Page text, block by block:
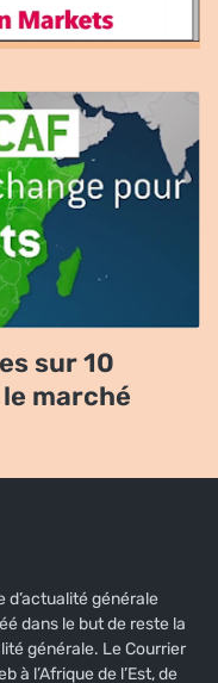
sur 10
marché
d’actualité générale
dans le but de reste la
générale. Le Courrier
à l’Afrique de l’Est, de